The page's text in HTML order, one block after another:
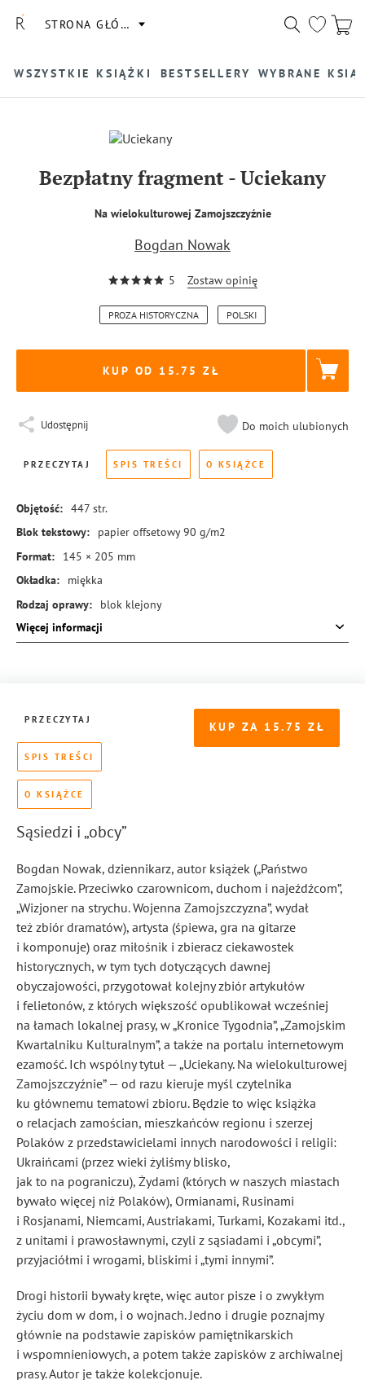
STRONA GŁÓWNA
WSZYSTKIE KSIĄŻKI BESTSELLERY WYBRANE
Bezpłatny fragment-Uciekany
Na wielokulturowej Zamojszczyźnie
Bogdan Nowak
5 Zostaw opinię
PROZA HISTORYCZNA POLSKI
KUP OD 15.75
Udostępnij Do moich ulubionych
PRZECZYTAJ SPIS TREŚCI O KSIĄŻCE
Objętość: 447 str.
Blok tekstowy:
papier offsetowy 90 g/m2
Format:
145 × 205 mm
Okładka:
miękka
Rodzaj oprawy:
blok klejony
ISBN:
978-83-8155-789-4
Więcej informacji
KUP ZA 15.75
PRZECZYTAJ
SPIS TREŚCI
O KSIĄŻCE
Sąsiedzi i „obcy”
Bogdan Nowak, dziennikarz, autor książek („Państwo
Zamojskie. Przeciwko czarownicom, duchom i najeźdźcom”,
„Wizjoner na strychu. Wojenna Zamojszczyzna”, wydał
też zbiór dramatów), artysta (śpiewa, gra na gitarze
i komponuje) oraz miłośnik i zbieracz ciekawostek
historycznych, w tym tych dotyczących dawnej
obyczajowości, przygotował kolejny zbiór artykułów
i felietonów, z których większość opublikował wcześniej
na łamach lokalnej prasy, w „Kronice Tygodnia”, „Zamojskim
Kwartalniku Kulturalnym”, a także na portalu internetowym
ezamość. Ich wspólny tytuł — „Uciekany. Na wielokulturowej
Zamojszczyźnie” — od razu kieruje myśl czytelnika
ku głównemu tematowi zbioru. Będzie to więc książka
o relacjach zamościan, mieszkańców regionu i szerzej
Polaków z przedstawicielami innych narodowości i religii:
Ukraińcami (przez wieki żyliśmy blisko,
jak to na pograniczu), Żydami (których w naszych miastach
bywało więcej niż Polaków), Ormianami, Rusinami
i Rosjanami, Niemcami, Austriakami, Turkami, Kozakami itd.,
z unitami i prawosławnymi, czyli z sąsiadami i „obcymi”,
przyjaciółmi i wrogami, bliskimi i „tymi innymi”.
Drogi historii bywały kręte, więc autor pisze i o zwykłym
życiu dom w dom, i o wojnach. Jedno i drugie poznajmy
głównie na podstawie zapisków pamiętnikarskich
i wspomnieniowych, a potem także zapisków z archiwalnej
prasy. Autor je także kolekcjonuje.